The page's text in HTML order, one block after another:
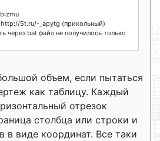
http://5t.ru/-_apytg (прикольный)
через bat файл не получилось только
объем, если пытаться
как таблицу. Каждый
отрезок
столбца или строки и
в виде координат. Все таки